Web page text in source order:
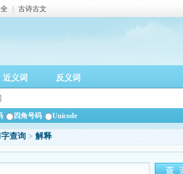
古诗古文
近义词 反义词
四角号码 Unicode
字查询 > 解释